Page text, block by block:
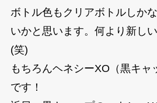
ボトル色もクリアボトルしか
いかと思います。何より新し
(笑)
もちろんヘネシーXO（黒キャ
です！